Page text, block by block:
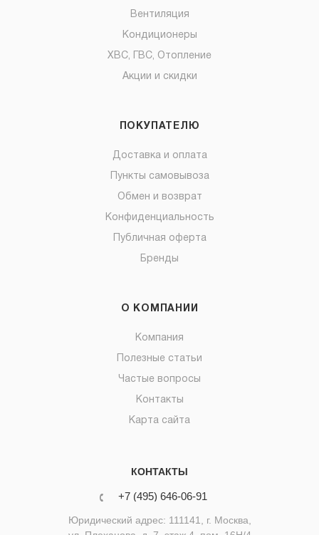
Вентиляция
Кондиционеры
ХВС, ГВС, Отопление
Акции и скидки
ПОКУПАТЕЛЮ
Доставка и оплата
Пункты самовывоза
Обмен и возврат
Конфиденциальность
Публичная оферта
Бренды
О КОМПАНИИ
Компания
Полезные статьи
Частые вопросы
Контакты
Карта сайта
КОНТАКТЫ
+7 (495) 646-06-91
Юридический адрес: 111141, г. Москва,